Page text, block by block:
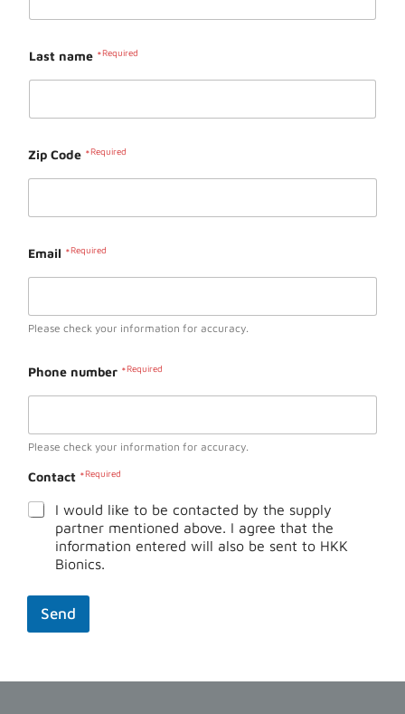
Last name *
Zip Code *
Email *
Please check your information for accuracy.
Phone number *
Please check your information for accuracy.
Contact *
I would like to be contacted by the supply
partner mentioned above. I agree that the
information entered will also be sent to HKK
Bionics.
Send